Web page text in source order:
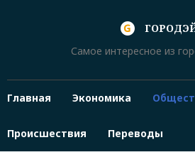
Самое интересное из
Главная Экономика
Происшествия Переводы